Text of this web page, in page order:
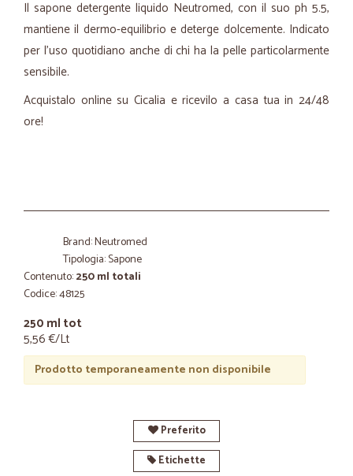
Il sapone detergente liquido Neutromed, con il suo ph 5.5,
mantiene il dermo-equilibrio e deterge dolcemente. Indicato
per l'uso quotidiano anche di chi ha la pelle particolarmente
sensibile.
Acquistalo online su Cicalia e ricevilo a casa tua in 24/48
ore!
Brand: Neutromed
Tipologia: Sapone
Contenuto:250 ml totali
Codice: 48125
250 ml tot
5,56 €/Lt
Prodotto temporaneamente non disponibile
Preferito
Etichette